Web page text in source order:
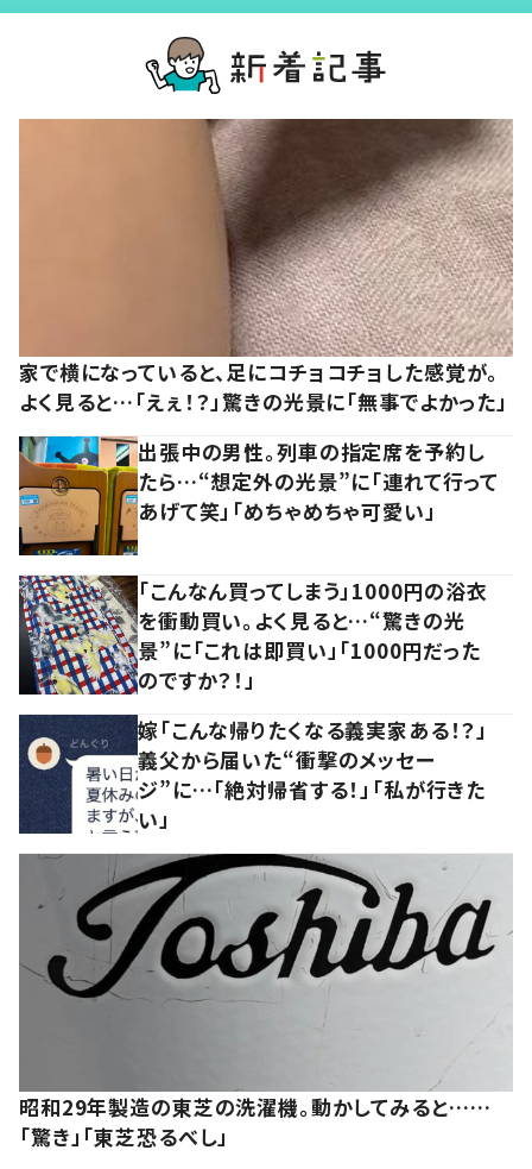
家で横になっていると、足にコチョコチョした感覚が。
よく見ると…「えぇ！？」驚きの光景に「無事でよかった」
出張中の男性。列車の指定席を予約し
たら…“想定外の光景”に「連れて行って
あげて笑」「めちゃめちゃ可愛い」
「こんなん買ってしまう」1000円の浴衣
を衝動買い。よく見ると…“驚きの光
景”に「これは即買い」「1000円だった
のですか？！」
嫁「こんな帰りたくなる義実家ある！？」
義父から届いた“衝撃のメッセー
ジ”に…「絶対帰省する！」「私が行きた
い」
昭和29年製造の東芝の洗濯機。動かしてみると……
「驚き」「東芝恐るべし」